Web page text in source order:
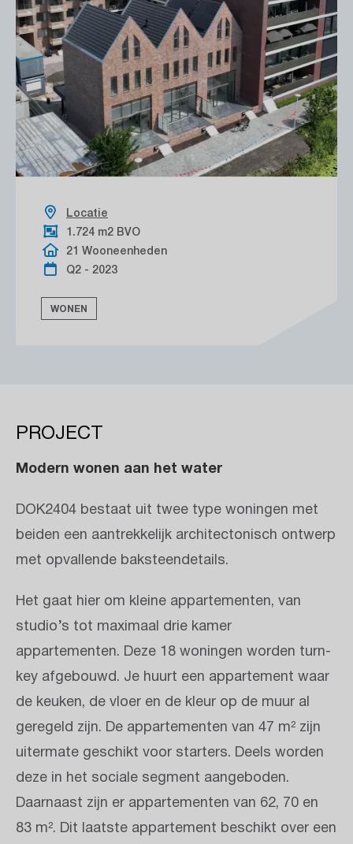
Locatie
1.724 m2 BVO
21 Wooneenheden
Q2 - 2023
WONEN
PROJECT
Modern wonen aan het water
DOK2404 bestaat uit twee type woningen met
beiden een aantrekkelijk architectonisch ontwerp
met opvallende baksteendetails.
Het gaat hier om kleine appartementen, van
studio’s tot maximaal drie kamer
appartementen. Deze 18 woningen worden turn-
key afgebouwd. Je huurt een appartement waar
de keuken, de vloer en de kleur op de muur al
geregeld zijn. De appartementen van 47 m² zijn
uitermate geschikt voor starters. Deels worden
deze in het sociale segment aangeboden.
Daarnaast zijn er appartementen van 62, 70 en
83 m². Dit laatste appartement beschikt over een